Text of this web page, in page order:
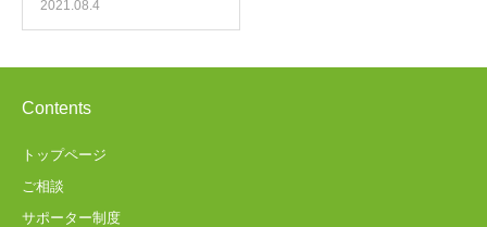
2021.08.4
Contents
トップページ
ご相談
サポーター制度